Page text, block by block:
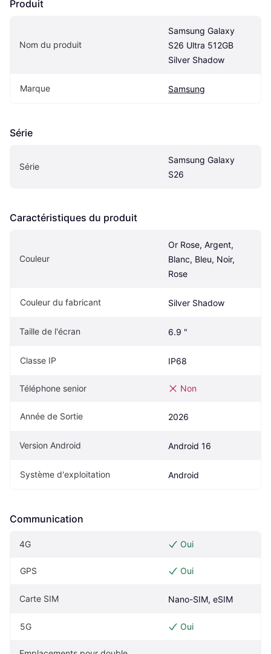
Produit
Nom du produit
Samsung Galaxy
S26 Ultra 512GB
Silver Shadow
Marque Samsung
Série
Série
Samsung Galaxy
S26
Caractéristiques du produit
Couleur
Or Rose, Argent,
Blanc, Bleu, Noir,
Rose
Couleur du fabricant Silver Shadow
Taille de l'écran 6.9 "
Classe IP IP68
Téléphone senior Non
Année de Sortie 2026
Version Android Android 16
Système d'exploitation Android
Communication
4G Oui
GPS Oui
Carte SIM Nano-SIM, eSIM
5G Oui